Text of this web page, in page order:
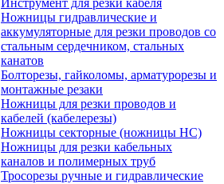
Инструмент для резки кабеля
Ножницы гидравлические и
аккумуляторные для резки проводов со
стальным сердечником, стальных
канатов
Болторезы, гайколомы, арматурорезы и
монтажные резаки
Ножницы для резки проводов и
кабелей (кабелерезы)
Ножницы секторные (ножницы НС)
Ножницы для резки кабельных
каналов и полимерных труб
Тросорезы ручные и гидравлические